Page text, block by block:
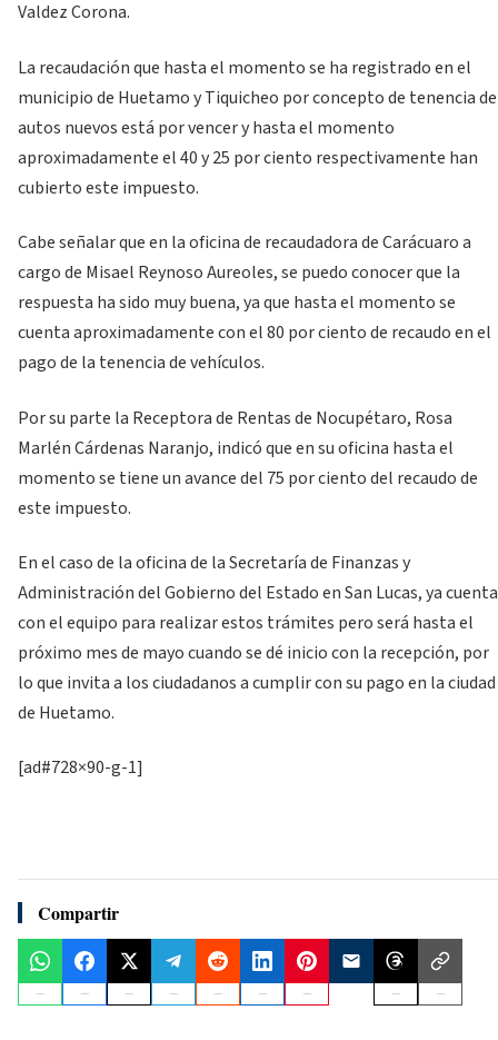
Valdez Corona.
La recaudación que hasta el momento se ha registrado en el
municipio de Huetamo y Tiquicheo por concepto de tenencia de
autos nuevos está por vencer y hasta el momento
aproximadamente el 40 y 25 por ciento respectivamente han
cubierto este impuesto.
Cabe señalar que en la oficina de recaudadora de Carácuaro a
cargo de Misael Reynoso Aureoles, se puedo conocer que la
respuesta ha sido muy buena, ya que hasta el momento se
cuenta aproximadamente con el 80 por ciento de recaudo en el
pago de la tenencia de vehículos.
Por su parte la Receptora de Rentas de Nocupétaro, Rosa
Marlén Cárdenas Naranjo, indicó que en su oficina hasta el
momento se tiene un avance del 75 por ciento del recaudo de
este impuesto.
En el caso de la oficina de la Secretaría de Finanzas y
Administración del Gobierno del Estado en San Lucas, ya cuenta
con el equipo para realizar estos trámites pero será hasta el
próximo mes de mayo cuando se dé inicio con la recepción, por
lo que invita a los ciudadanos a cumplir con su pago en la ciudad
de Huetamo.
[ad#728×90-g-1]
Compartir